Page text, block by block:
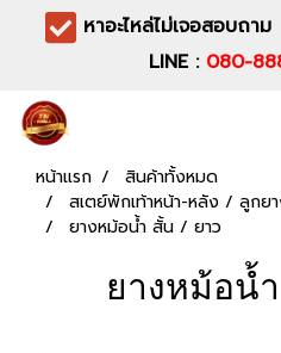
หาอะไหล่ไม่เจอสอบถาม
LINE : 080-
หน้าแรก
สินค้าทั้งหมด
สเตย์พักเท้าหน้า-หลัง / ลูกย
ยางหม้อน้ำ สั้น / ยาว
ยางหม้อน้